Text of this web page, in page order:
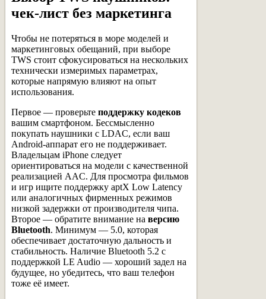
чек-лист без маркетинга
Чтобы не потеряться в море моделей и
маркетинговых обещаний, при выборе
TWS стоит сфокусироваться на нескольких
технически измеримых параметрах,
которые напрямую влияют на опыт
использования.
Первое — проверьте поддержку кодеков
вашим смартфоном. Бессмысленно
покупать наушники с LDAC, если ваш
Android-аппарат его не поддерживает.
Владельцам iPhone следует
ориентироваться на модели с качественной
реализацией AAC. Для просмотра фильмов
и игр ищите поддержку aptX Low Latency
или аналогичных фирменных режимов
низкой задержки от производителя чипа.
Второе — обратите внимание на версию
Bluetooth. Минимум — 5.0, которая
обеспечивает достаточную дальность и
стабильность. Наличие Bluetooth 5.2 с
поддержкой LE Audio — хороший задел на
будущее, но убедитесь, что ваш телефон
тоже её имеет.